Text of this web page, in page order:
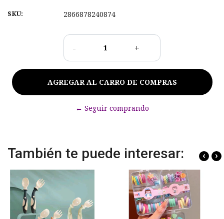
SKU: 2866878240874
- +
← Seguir comprando
También te puede interesar: ‹ ›